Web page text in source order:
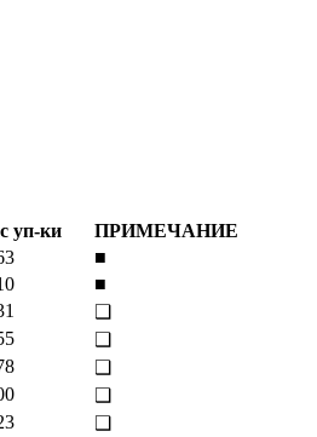
уп-ки
ПРИМЕЧАНИЕ
■
■
❑
❑
❑
❑
❑